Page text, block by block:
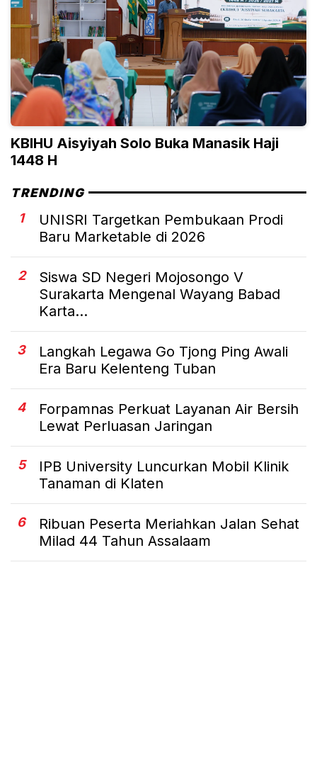
KBIHU Aisyiyah Solo Buka Manasik Haji
1448 H
TRENDING
1
UNISRI Targetkan Pembukaan Prodi
Baru Marketable di 2026
2
Siswa SD Negeri Mojosongo V
Surakarta Mengenal Wayang Babad
Karta...
3
Langkah Legawa Go Tjong Ping Awali
Era Baru Kelenteng Tuban
4
Forpamnas Perkuat Layanan Air Bersih
Lewat Perluasan Jaringan
5
IPB University Luncurkan Mobil Klinik
Tanaman di Klaten
6
Ribuan Peserta Meriahkan Jalan Sehat
Milad 44 Tahun Assalaam